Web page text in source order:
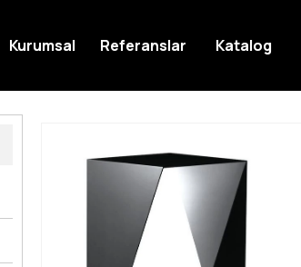
Kurumsal Referanslar Katalog